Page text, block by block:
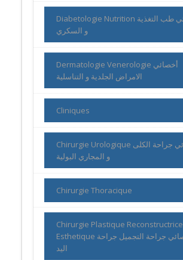
Diabetologie Nutrition أخصائي طب التغذية
و السكري
Dermatologie Venerologie أخصائي
الامراض الجلدية و التناسلية
Cliniques
Chirurgie Urologique أخصائي جراحة الكلى
و المجاري البولية
Chirurgie Thoracique
Chirurgie Plastique
Esthetique اخصائي جراحة التجميل جراحة
اليد